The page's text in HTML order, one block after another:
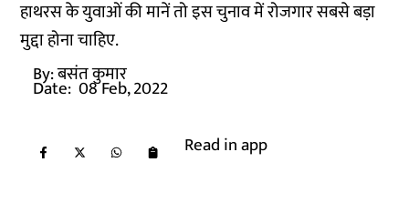
हाथरस के युवाओं की मानें तो इस चुनाव में रोजगार सबसे बड़ा
मुद्दा होना चाहिए.
By:बसंत कुमार
Date: 08 Feb, 2022
Read in app